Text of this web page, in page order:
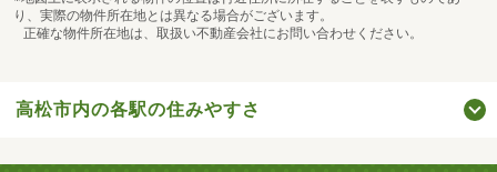
り、実際の物件所在地とは異なる場合がございます。
正確な物件所在地は、取扱い不動産会社にお問い合わせください。
高松市内の各駅の住みやすさ